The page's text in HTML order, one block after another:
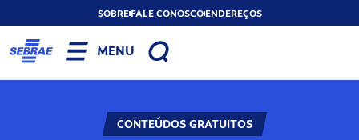
SOBREFALE CONOSCOENDEREÇOS
MENU
CONTEÚDOS GRATUITOS